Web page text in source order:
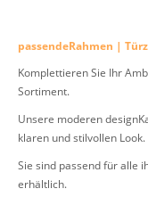
passendeRahmen |
Komplettieren Sie Ihr
Sortiment.
Unsere moderen
klaren und stilvollen Look.
Sie sind passend für alle
erhältlich.